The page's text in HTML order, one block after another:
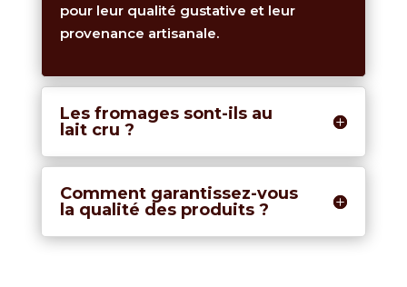
pour leur qualité gustative et leur
provenance artisanale.
Les fromages sont-ils au
lait cru ?
Comment garantissez-vous
la qualité des produits ?